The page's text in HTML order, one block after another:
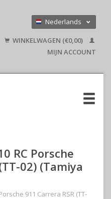
Nederlands
English
WINKELWAGEN (€0,00)
MIJN ACCOUNT
RC Porsche
02) (Tamiya
911 Carrera RSR (TT-